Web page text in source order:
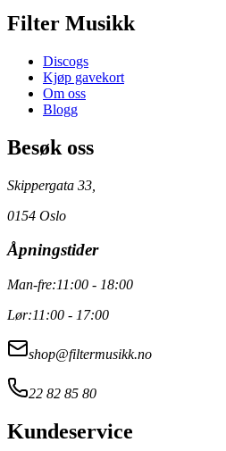
Filter Musikk
Discogs
Kjøp gavekort
Om oss
Blogg
Besøk oss
Skippergata 33,
0154 Oslo
Åpningstider
Man-fre:11:00 - 18:00
Lør:11:00 - 17:00
shop@filtermusikk.no
22 82 85 80
Kundeservice